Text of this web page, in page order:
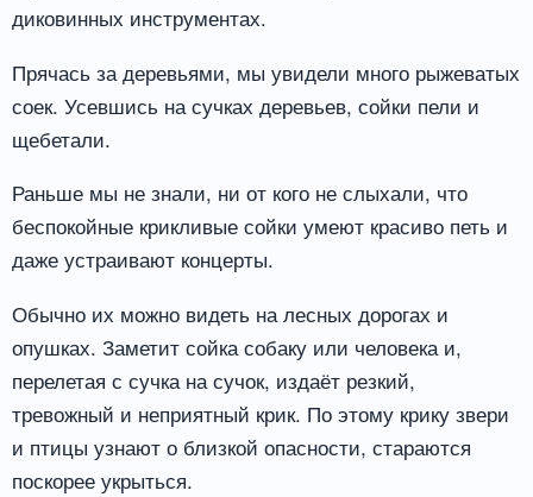
диковинных инструментах.
Прячась за деревьями, мы увидели много рыжеватых
соек. Усевшись на сучках деревьев, сойки пели и
щебетали.
Раньше мы не знали, ни от кого не слыхали, что
беспокойные крикливые сойки умеют красиво петь и
даже устраивают концерты.
Обычно их можно видеть на лесных дорогах и
опушках. Заметит сойка собаку или человека и,
перелетая с сучка на сучок, издаёт резкий,
тревожный и неприятный крик. По этому крику звери
и птицы узнают о близкой опасности, стараются
поскорее укрыться.